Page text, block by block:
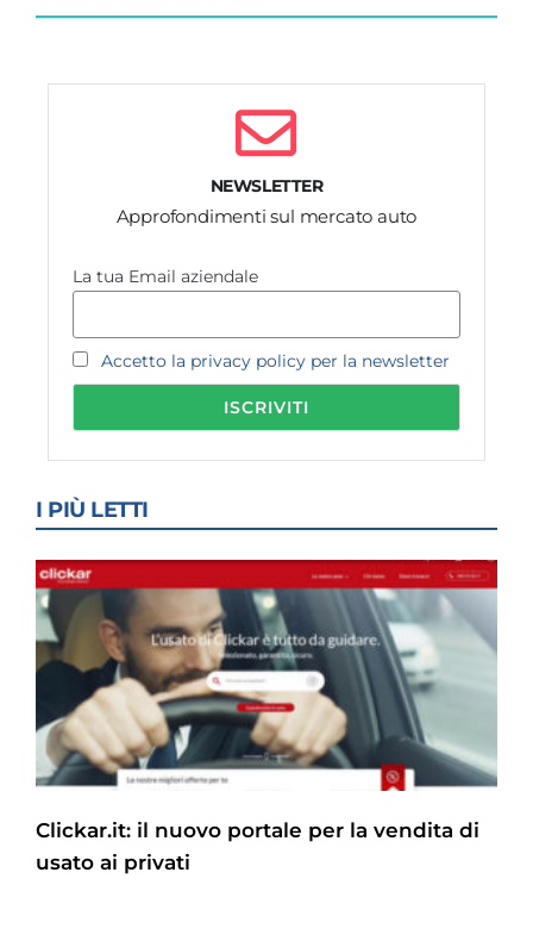
NEWSLETTER
Approfondimenti sul mercato auto
La tua Email aziendale
Accetto la privacy policy per la newsletter
I PIÙ LETTI
Clickar.it: il nuovo portale per la vendita di
usato ai privati